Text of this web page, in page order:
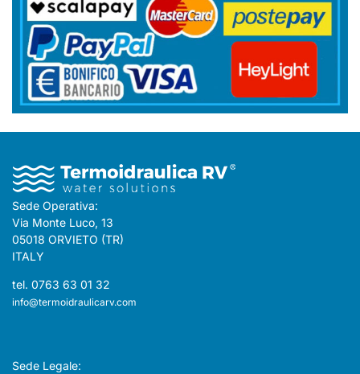
Sede Operativa:
Via Monte Luco, 13
05018 ORVIETO (TR)
ITALY
tel. 0763 63 01 32
info@termoidraulicarv.com
Sede Legale: